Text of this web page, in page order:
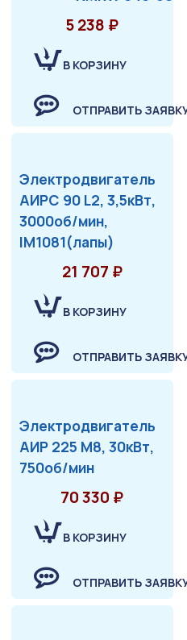
5 238 ₽
В КОРЗИНУ
ОТПРАВИТЬ
Электродвигатель
АИРС 90 L2, 3,5кВт,
3000об/мин,
IM1081(лапы)
21 707 ₽
В КОРЗИНУ
ОТПРАВИТЬ
Электродвигатель
АИР 225 М8, 30кВт,
750об/мин
70 330 ₽
В КОРЗИНУ
ОТПРАВИТЬ